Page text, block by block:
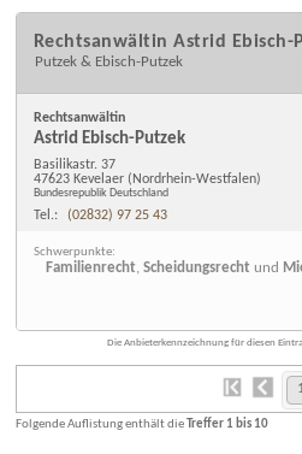
Rechtsanwältin Astrid Ebisch-
Putzek & Ebisch-Putzek
Rechtsanwältin
Astrid Ebisch-Putzek
Basilikastr. 37
47623 Kevelaer (Nordrhein-Westfalen)
Bundesrepublik Deutschland
Tel.: (02832) 97 25 43
Schwerpunkte:
Familienrecht,Scheidungsrecht und
Die Anbieterkennzeichnung für diesen
Folgende Auflistung enthält die Treffer 1 bis 10